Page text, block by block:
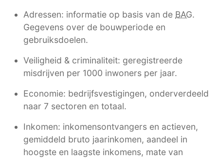
Adressen: informatie op basis van de BAG.
Gegevens over de bouwperiode en
gebruiksdoelen.
Veiligheid & criminaliteit: geregistreerde
misdrijven per 1000 inwoners per jaar.
Economie: bedrijfsvestigingen, onderverdeeld
naar 7 sectoren en totaal.
Inkomen: inkomensontvangers en actieven,
gemiddeld bruto jaarinkomen, aandeel in
hoogste en laagste inkomens, mate van